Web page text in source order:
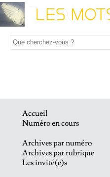
Accueil
Numéro en cours
Archives par numéro
Archives par rubrique
Les invité(e)s